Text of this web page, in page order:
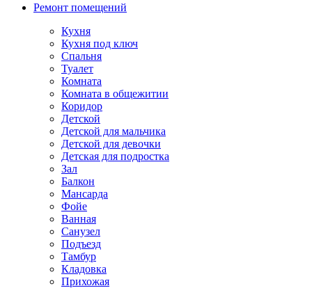
Ремонт помещений
Кухня
Кухня под ключ
Спальня
Туалет
Комната
Комната в общежитии
Коридор
Детской
Детской для мальчика
Детской для девочки
Детская для подростка
Зал
Балкон
Мансарда
Фойе
Ванная
Санузел
Подъезд
Тамбур
Кладовка
Прихожая